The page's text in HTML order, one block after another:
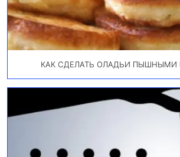
КАК СДЕЛАТЬ ОЛАДЬИ ПЫШНЫМИ